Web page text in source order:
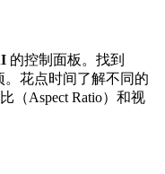
的控制面板。找到
。花点时间了解不同的
（Aspect Ratio）和视